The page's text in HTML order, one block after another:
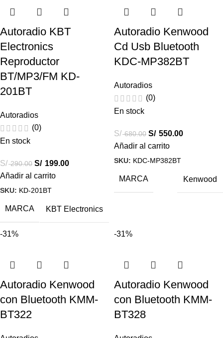
Autoradio KBT
Electronics
Reproductor
BT/MP3/FM KD-
201BT
Autoradios
(0)
En stock
S/290.00 S/ 199.00
Añadir al carrito
SKU: KD-201BT
MARCA KBT Electronics
Autoradio Kenwood
Cd Usb Bluetooth
KDC-MP382BT
Autoradios
(0)
En stock
S/680.00 S/ 550.00
Añadir al carrito
SKU: KDC-MP382BT
MARCA Kenwood
-31%
Autoradio Kenwood
con Bluetooth KMM-
BT322
-31%
Autoradio Kenwood
con Bluetooth KMM-
BT328